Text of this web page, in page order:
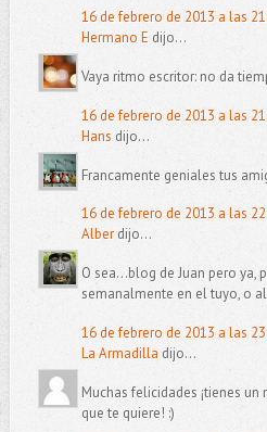
16 de febrero de 2013 a las
Hermano E dijo...
Vaya ritmo escritor: no da
16 de febrero de 2013 a las
Hans dijo...
Francamente geniales tus
16 de febrero de 2013 a las
Alberdijo...
O sea...blog de Juan pero ya,
semanalmente en el tuyo, o
16 de febrero de 2013 a las
La Armadilla dijo...
Muchas felicidades ¡tienes
que te quiere! :)